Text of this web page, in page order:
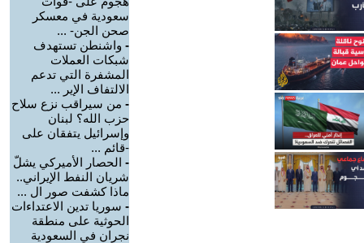
سعودية في معسكر
صحن الجن- ...
- واشنطن تستهدف
شبكات العملات
المشفرة التي تدعم
الالتفاف الإير ...
- من سيراقب نزع سلاح
حزب الله؟ لبنان
وإسرائيل يتفقان على
-قائم ...
- الحصار الأميركي يشلّ
شريان النفط الإيراني..
ماذا كشفت صور ال ...
- سوريا تدين الاعتداءات
الحوثية على منطقة
نجران في السعودية